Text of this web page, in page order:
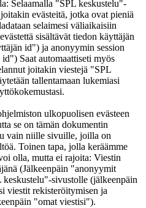
Selaamalla "SPL keskustelu"-
evästeitä, jotka ovat pieniä
selaimesi väliaikaisiin
sisältävät tiedon käyttäjän
id") ja anonyymin session
Saat automaattiseti myös
joitakin viestejä "SPL
tallentamaan lukemiasi
ulkopuolisen evästeen
se on tämän dokumentin
vain niille sivuille, joilla on
Toinen tapa, jolla keräämme
olla, mutta ei rajoita: Viestin
(Jälkeenpäin "anonyymit
sivustolle (jälkeenpäin
viestit rekisteröitymisen ja
"omat viestisi").